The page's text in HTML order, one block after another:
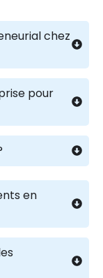
chez
pour
en